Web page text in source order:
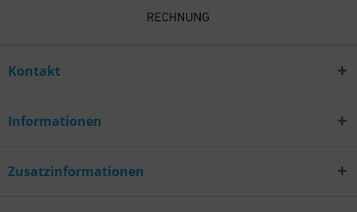
Kontakt
Informationen
Zusatzinformationen